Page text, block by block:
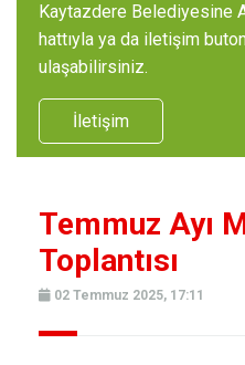
Kaytazdere Belediyesine
hattıyla ya da iletişim
ulaşabilirsiniz.
İletişim
Temmuz Ayı
Toplantısı
02 Temmuz 2025, 17:11